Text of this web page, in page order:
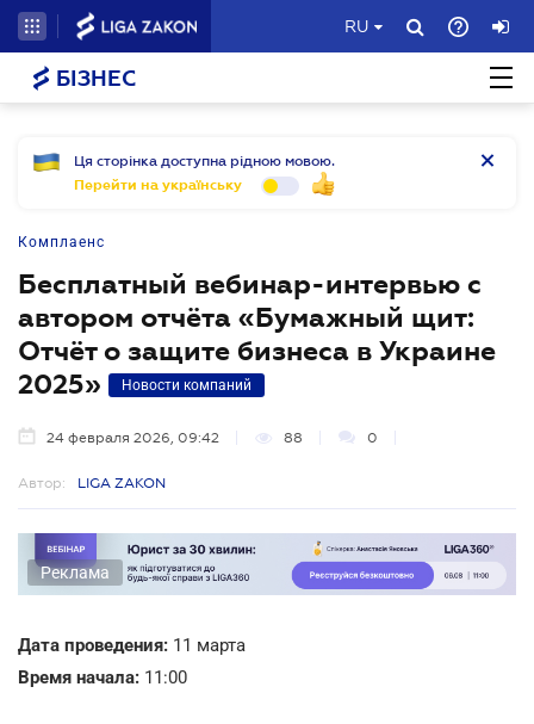
RU
БІЗНЕС
Ця сторінка доступна рідною мовою.
Перейти на українську
Комплаенс
Бесплатный вебинар-интервью с
автором отчёта «Бумажный щит:
Отчёт о защите бизнеса в Украине
2025»
Новости компаний
24 февраля 2026, 09:42 88 0
Автор: LIGA ZAKON
Реклама
Дата проведения: 11 марта
Время начала: 11:00